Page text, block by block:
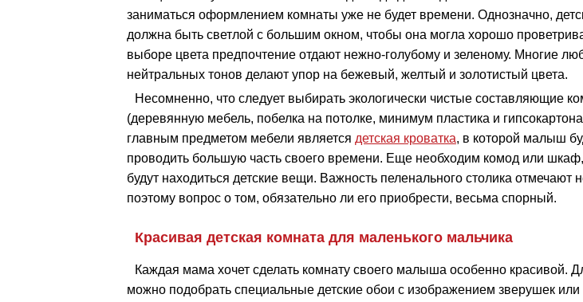
заниматься оформлением комнаты уже не будет времени. Однозначно,
должна быть светлой с большим окном, чтобы она могла хорошо
выборе цвета предпочтение отдают нежно-голубому и зеленому. Многие
нейтральных тонов делают упор на бежевый, желтый и золотистый цвета.
Несомненно, что следует выбирать экологически чистые составляющие
(деревянную мебель, побелка на потолке, минимум пластика и
главным предметом мебели является детская кроватка, в которой малыш
проводить большую часть своего времени. Еще необходим комод или
будут находиться детские вещи. Важность пеленального столика отмечают
поэтому вопрос о том, обязательно ли его приобрести, весьма спорный.
Красивая детская комната для маленького мальчика
Каждая мама хочет сделать комнату своего малыша особенно красивой.
можно подобрать специальные детские обои с изображением зверушек